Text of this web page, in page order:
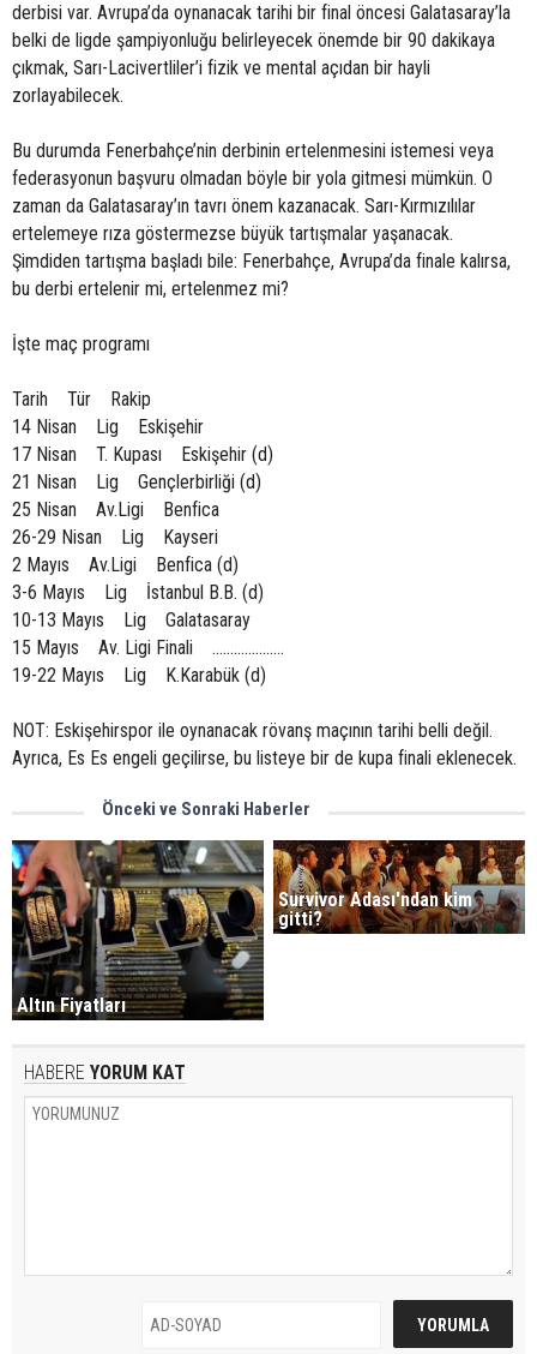
derbisi var. Avrupa’da oynanacak tarihi bir final öncesi Galatasaray’la
belki de ligde şampiyonluğu belirleyecek önemde bir 90 dakikaya
çıkmak, Sarı-Lacivertliler’i fizik ve mental açıdan bir hayli
zorlayabilecek.
Bu durumda Fenerbahçe’nin derbinin ertelenmesini istemesi veya
federasyonun başvuru olmadan böyle bir yola gitmesi mümkün. O
zaman da Galatasaray’ın tavrı önem kazanacak. Sarı-Kırmızılılar
ertelemeye rıza göstermezse büyük tartışmalar yaşanacak.
Şimdiden tartışma başladı bile: Fenerbahçe, Avrupa’da finale kalırsa,
bu derbi ertelenir mi, ertelenmez mi?
İşte maç programı
Tarih Tür Rakip
14 Nisan Lig Eskişehir
17 Nisan T. Kupası Eskişehir (d)
21 Nisan Lig Gençlerbirliği (d)
25 Nisan Av.Ligi Benfica
26-29 Nisan Lig Kayseri
2 Mayıs Av.Ligi Benfica (d)
3-6 Mayıs Lig İstanbul B.B. (d)
10-13 Mayıs Lig Galatasaray
15 Mayıs Av. Ligi Finali ....................
19-22 Mayıs Lig K.Karabük (d)
NOT: Eskişehirspor ile oynanacak rövanş maçının tarihi belli değil.
Ayrıca, Es Es engeli geçilirse, bu listeye bir de kupa finali eklenecek.
Önceki ve Sonraki Haberler
Altın Fiyatları
Survivor Adası'ndan kim
gitti?
HABERE YORUM KAT